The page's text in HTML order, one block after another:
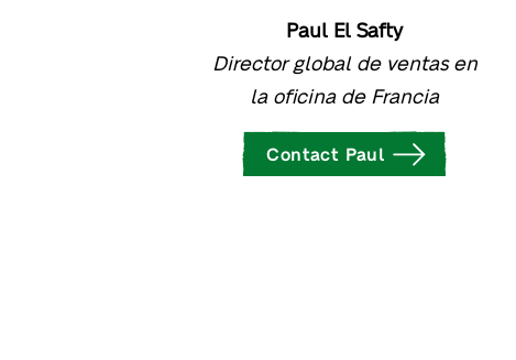
Paul El Safty
Director global de ventas en
la oficina de Francia
Contact Paul